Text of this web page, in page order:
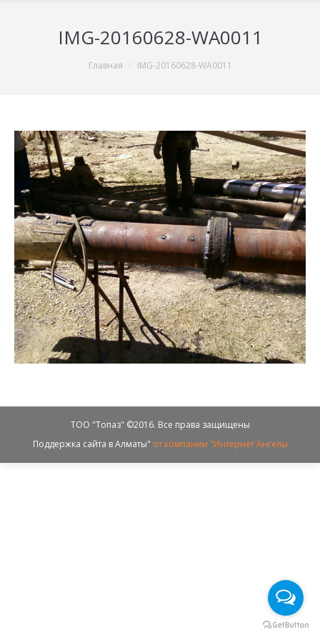
IMG-20160628-WA0011
Главная IMG-20160628-WA0011
ТОО "Топаз" ©2016. Все права защищены
Поддержка сайта в Алматы" от компании "Интернет Ангелы